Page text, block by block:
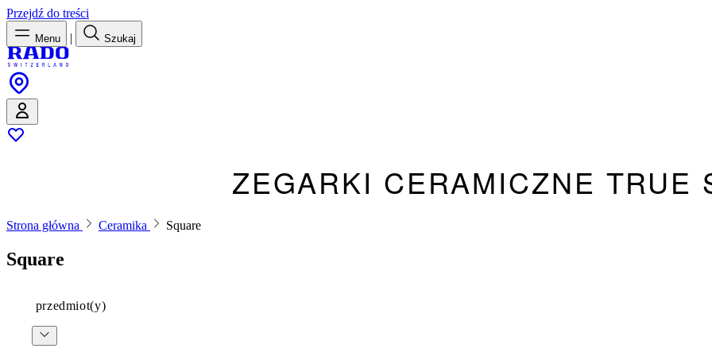
Przejdź do treści
Menu | Szukaj
ZEGARKI CERAMICZNE TRUE
Strona główna Ceramika Square
Square
przedmiot(y)